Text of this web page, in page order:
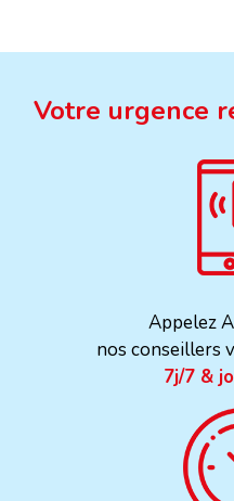
Votre urgence
Appelez
nos conseillers
7j/7 &